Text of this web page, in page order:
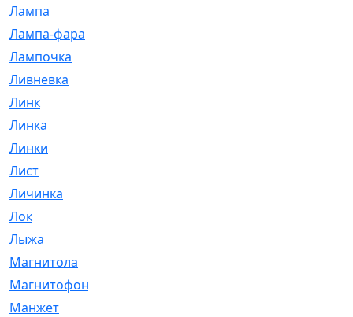
Лампа
Лампа-фара
Лампочка
Ливневка
Линк
Линка
Линки
Лист
Личинка
Лок
Лыжа
Магнитола
Магнитофон
Манжет